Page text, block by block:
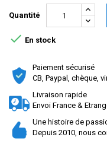
Quantité
 En stock
Paiement sécurisé
CB, Paypal, chèque,
Livraison rapide
Envoi France &
Une histoire de
Depuis 2010, nous